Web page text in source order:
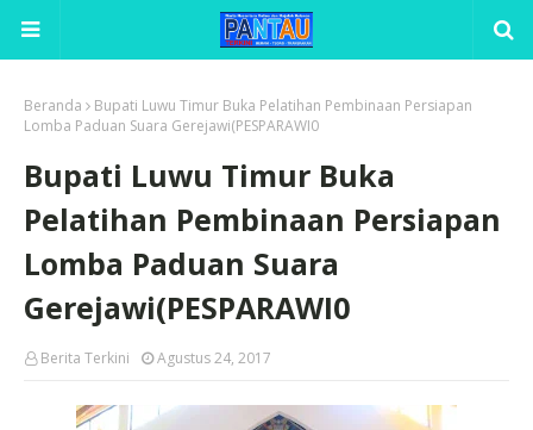
Beranda
Bupati Luwu Timur Buka Pelatihan Pembinaan Persiapan
Lomba Paduan Suara Gerejawi(PESPARAWI0
Bupati Luwu Timur Buka
Pelatihan Pembinaan Persiapan
Lomba Paduan Suara
Gerejawi(PESPARAWI0
Berita Terkini Agustus 24, 2017